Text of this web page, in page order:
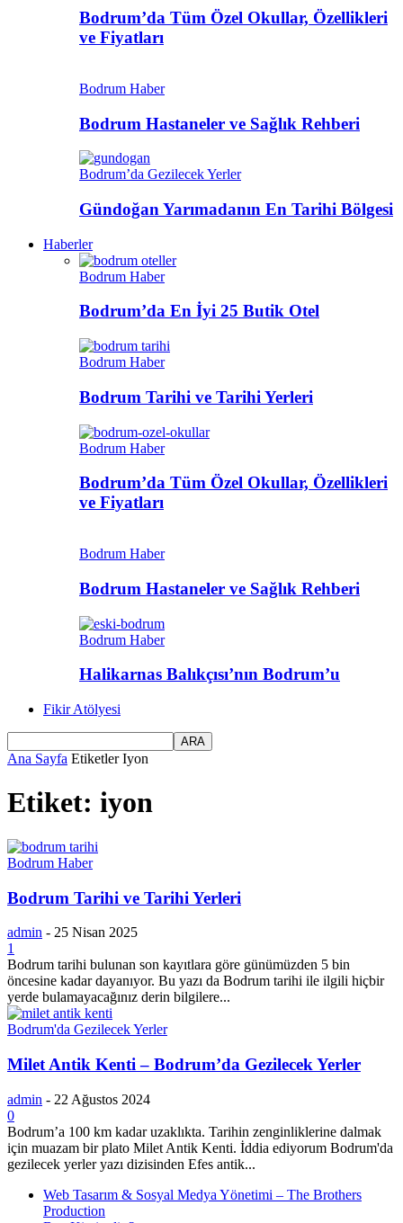
Bodrum’da Tüm Özel Okullar, Özellikleri
ve Fiyatları
Bodrum Haber
Bodrum Hastaneler ve Sağlık Rehberi
Bodrum’da Gezilecek Yerler
Gündoğan Yarımadanın En Tarihi Bölgesi
Haberler
Bodrum Haber
Bodrum’da En İyi 25 Butik Otel
Bodrum Haber
Bodrum Tarihi ve Tarihi Yerleri
Bodrum Haber
Bodrum’da Tüm Özel Okullar, Özellikleri
ve Fiyatları
Bodrum Haber
Bodrum Hastaneler ve Sağlık Rehberi
Bodrum Haber
Halikarnas Balıkçısı’nın Bodrum’u
Fikir Atölyesi
Ana Sayfa Etiketler Iyon
Etiket: iyon
Bodrum Haber
Bodrum Tarihi ve Tarihi Yerleri
admin - 25 Nisan 2025
1
Bodrum tarihi bulunan son kayıtlara göre günümüzden 5 bin
öncesine kadar dayanıyor. Bu yazı da Bodrum tarihi ile ilgili hiçbir
yerde bulamayacağınız derin bilgilere...
Bodrum'da Gezilecek Yerler
Milet Antik Kenti – Bodrum’da Gezilecek Yerler
admin - 22 Ağustos 2024
0
Bodrum’a 100 km kadar uzaklıkta. Tarihin zenginliklerine dalmak
için muazam bir plato Milet Antik Kenti. İddia ediyorum Bodrum'da
gezilecek yerler yazı dizisinden Efes antik...
Web Tasarım & Sosyal Medya Yönetimi – The Brothers
Production